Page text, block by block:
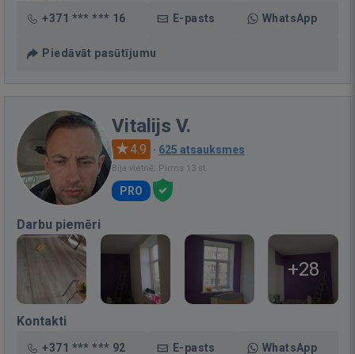
+371 *** *** 16 E-pasts WhatsApp
Piedāvāt pasūtījumu
Vitalijs V.
4.9 · 625 atsauksmes
Bija vietnē: Pirms 13 st.
PRO
Darbu piemēri
+28
Kontakti
+371 *** *** 92 E-pasts WhatsApp